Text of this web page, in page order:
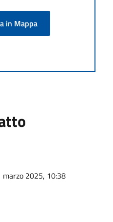
in Mappa
marzo 2025, 10:38